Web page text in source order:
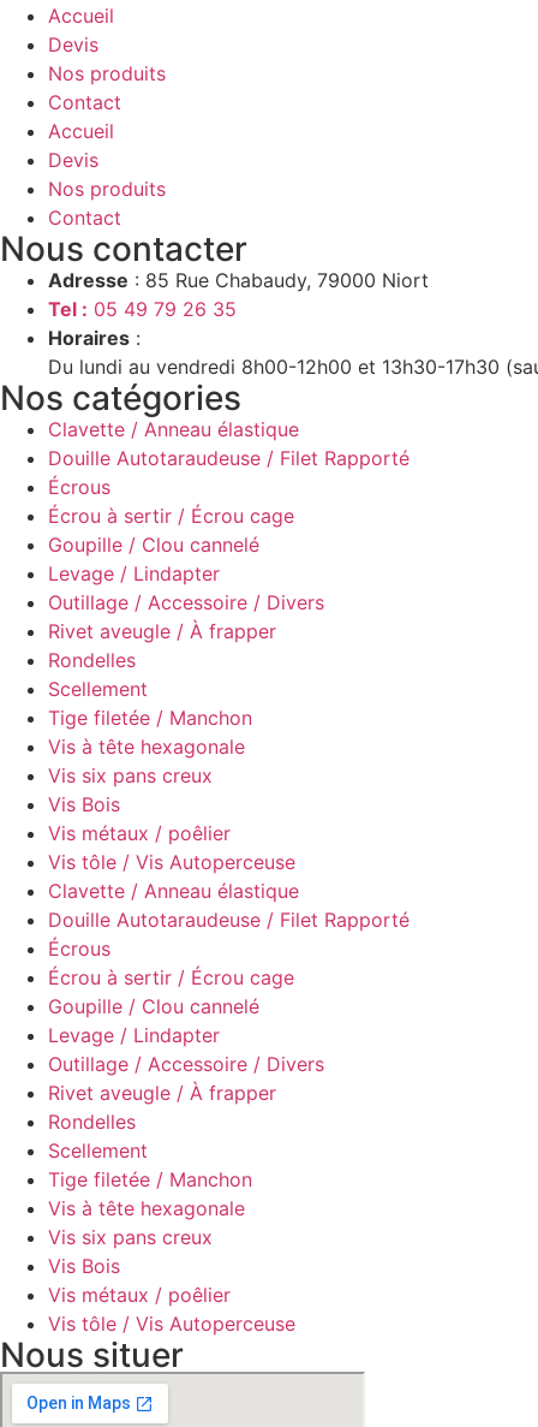
Accueil
Devis
Nos produits
Contact
Accueil
Devis
Nos produits
Contact
Nous contacter
Adresse : 85 Rue Chabaudy, 79000 Niort
Tel : 05 49 79 26 35
Horaires :
Du lundi au vendredi 8h00-12h00 et 13h30-17h30
Nos catégories
Clavette / Anneau élastique
Douille Autotaraudeuse / Filet Rapporté
Écrous
Écrou à sertir / Écrou cage
Goupille / Clou cannelé
Levage / Lindapter
Outillage / Accessoire / Divers
Rivet aveugle / À frapper
Rondelles
Scellement
Tige filetée / Manchon
Vis à tête hexagonale
Vis six pans creux
Vis Bois
Vis métaux / poêlier
Vis tôle / Vis Autoperceuse
Clavette / Anneau élastique
Douille Autotaraudeuse / Filet Rapporté
Écrous
Écrou à sertir / Écrou cage
Goupille / Clou cannelé
Levage / Lindapter
Outillage / Accessoire / Divers
Rivet aveugle / À frapper
Rondelles
Scellement
Tige filetée / Manchon
Vis à tête hexagonale
Vis six pans creux
Vis Bois
Vis métaux / poêlier
Vis tôle / Vis Autoperceuse
Nous situer